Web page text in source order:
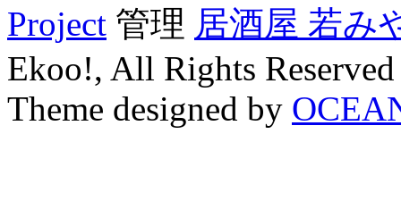
Project 管理 居酒屋 若み
Ekoo!, All Rights Reserved
Theme designed by